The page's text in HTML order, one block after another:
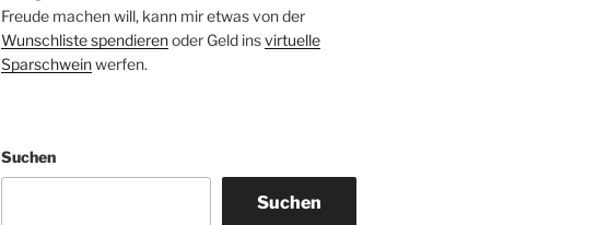
Freude machen will, kann mir etwas von der
Wunschliste spendierenoder Geld insvirtuelle
Sparschweinwerfen.
Suchen
Suchen